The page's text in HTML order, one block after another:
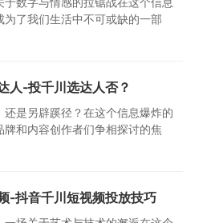
了我们生活中不可或缺的一部
人-投千川选达人否？
是另辟蹊径？在这个信息爆炸的
和内容创作者们争相探讨的焦
-抖音千川短视频投放技巧